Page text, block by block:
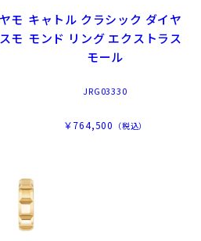
モ
モ
キャトル クラシック ダイヤ
モンド リング エクストラス
モール
JRG03330
￥764,500 （税込）